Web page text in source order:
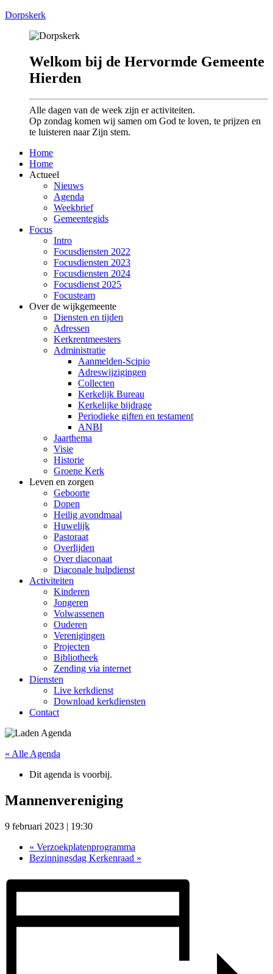
Dorpskerk
Welkom bij de Hervormde Gemeente
Hierden
Alle dagen van de week zijn er activiteiten.
Op zondag komen wij samen om God te loven, te prijzen en
te luisteren naar Zijn stem.
Home
Home
Actueel
Nieuws
Agenda
Weekbrief
Gemeentegids
Focus
Intro
Focusdiensten 2022
Focusdiensten 2023
Focusdiensten 2024
Focusdienst 2025
Focusteam
Over de wijkgemeente
Diensten en tijden
Adressen
Kerkrentmeesters
Administratie
Aanmelden-Scipio
Adreswijzigingen
Collecten
Kerkelijk Bureau
Kerkelijke bijdrage
Periodieke giften en testament
ANBI
Jaarthema
Visie
Historie
Groene Kerk
Leven en zorgen
Geboorte
Dopen
Heilig avondmaal
Huwelijk
Pastoraat
Overlijden
Over diaconaat
Diaconale hulpdienst
Activiteiten
Kinderen
Jongeren
Volwassenen
Ouderen
Verenigingen
Projecten
Bibliotheek
Zending via internet
Diensten
Live kerkdienst
Download kerkdiensten
Contact
« Alle Agenda
Dit agenda is voorbij.
Mannenvereniging
9 februari 2023 | 19:30
« Verzoekplatenprogramma
Bezinningsdag Kerkenraad »